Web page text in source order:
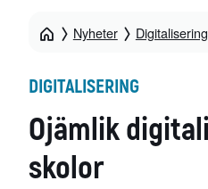
Nyheter Digitalisering
DIGITALISERING
Ojämlik
skolor